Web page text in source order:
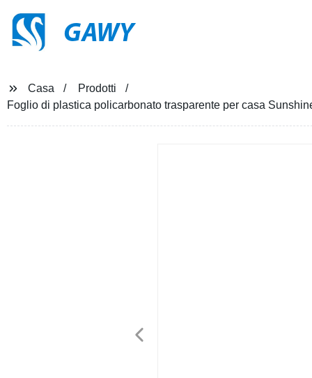
GAWY
Casa
Prodotti
Foglio di plastica policarbonato trasparente per casa